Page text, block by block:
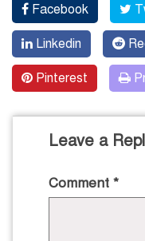
Facebook
Linkedin
Pinterest
Leave a
Comment *